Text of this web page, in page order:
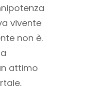
vivente
non è.
attimo